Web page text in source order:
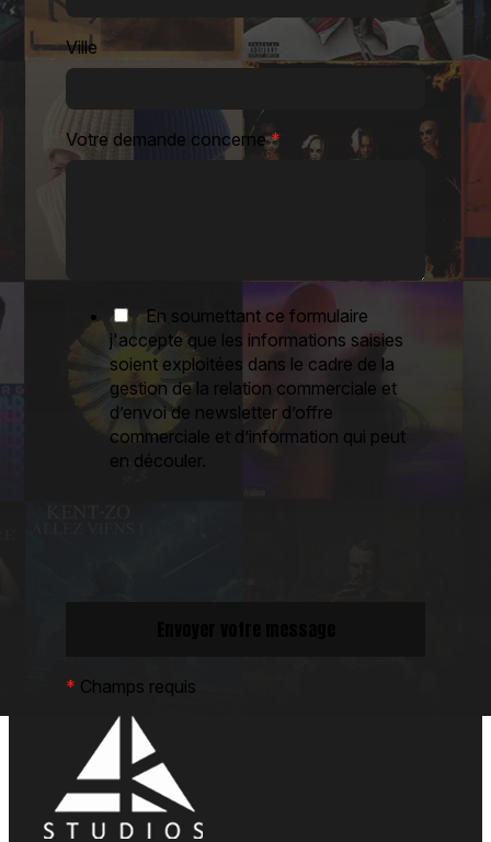
Ville
Votre demande concerne*
En soumettant ce formulaire
j'accepte que les informations saisies
soient exploitées dans le cadre de la
gestion de la relation commerciale et
d’envoi de newsletter d’offre
commerciale et d’information qui peut
en découler.
* Champs requis